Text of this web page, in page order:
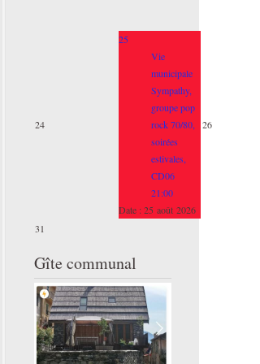
24
25
Vie
municipale
Sympathy,
groupe pop
rock 70/80,
soirées
estivales,
CD06
21:00
Date :25 août 2026
26
31
Gîte communal